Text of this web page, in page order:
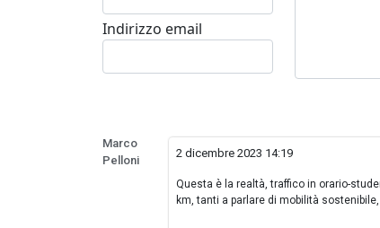
Indirizzo email
Marco
Pelloni
2 dicembre 2023 14:19
Questa è la realtà, traffico in orario-
km, tanti a parlare di mobilità